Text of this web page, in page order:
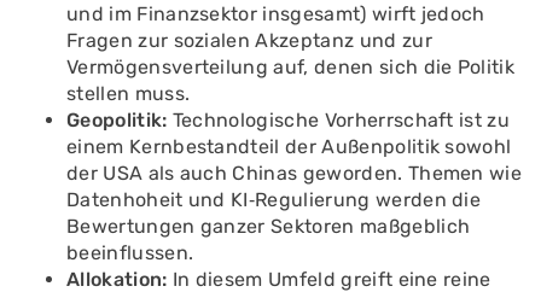
und im Finanzsektor insgesamt) wirft jedoch
Fragen zur sozialen Akzeptanz und zur
Vermögensverteilung auf, denen sich die Politik
stellen muss.
Geopolitik: Technologische Vorherrschaft ist zu
einem Kernbestandteil der Außenpolitik sowohl
der USA als auch Chinas geworden. Themen wie
Datenhoheit und KI‑Regulierung werden die
Bewertungen ganzer Sektoren maßgeblich
beeinflussen.
Allokation: In diesem Umfeld greift eine reine